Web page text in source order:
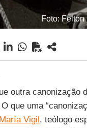
Foto:
outra canonização
que uma
Vigil, teólogo